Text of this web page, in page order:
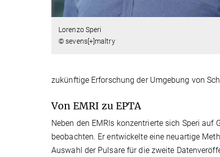
Lorenzo Speri
© sevens[+]maltry
zukünftige Erforschung der Umgebung von
Von EMRI zu EPTA
Neben den EMRIs konzentrierte sich Speri
beobachten. Er entwickelte eine neuartige
Auswahl der Pulsare für die zweite